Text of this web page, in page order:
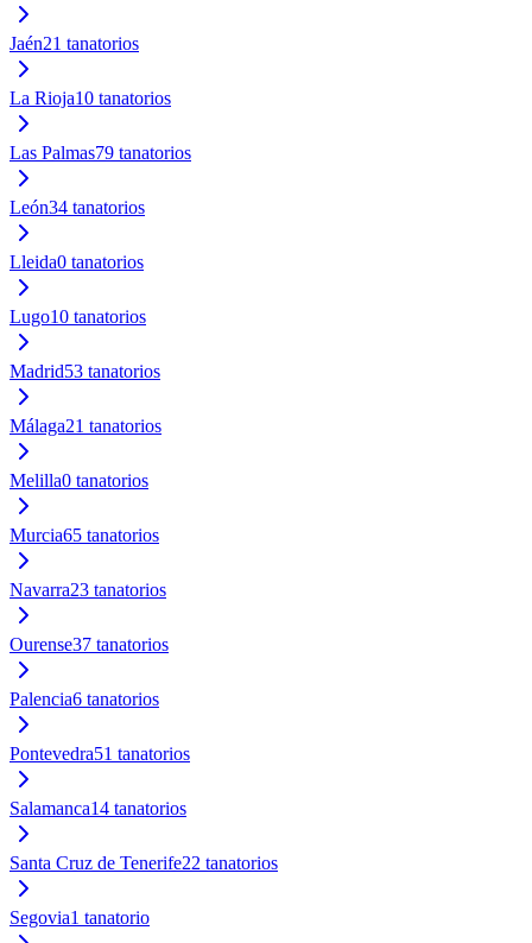
Jaén21 tanatorios
La Rioja10 tanatorios
Las Palmas79 tanatorios
León34 tanatorios
Lleida0 tanatorios
Lugo10 tanatorios
Madrid53 tanatorios
Málaga21 tanatorios
Melilla0 tanatorios
Murcia65 tanatorios
Navarra23 tanatorios
Ourense37 tanatorios
Palencia6 tanatorios
Pontevedra51 tanatorios
Salamanca14 tanatorios
Santa Cruz de Tenerife22 tanatorios
Segovia1 tanatorio